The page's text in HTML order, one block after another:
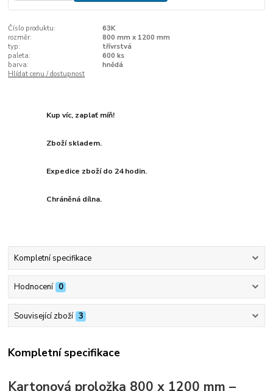
Číslo produktu:
63K
rozměr:
800 mm x 1200 mm
typ:
třívrstvá
paleta:
600 ks
barva:
hnědá
Hlídat cenu / dostupnost
Kup víc, zaplať míň!
Zboží skladem.
Expedice zboží do 24 hodin.
Chráněná dílna.
Kompletní specifikace
Hodnocení 0
Související zboží 3
Kompletní specifikace
Kartonová proložka 800 x 1200 mm –